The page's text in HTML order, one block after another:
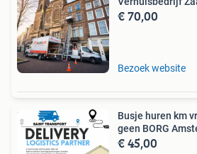
€ 70,00
Bezoek website
Busje huren km
geen BORG
€ 45,00